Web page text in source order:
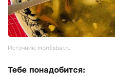
Источник: montisbar.ru
Тебе понадобится: